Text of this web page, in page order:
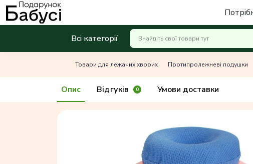
Всі категорії
Товари для лежачих хворих Протипролежневі подушки
Опис Відгуків 0 Умови доставки